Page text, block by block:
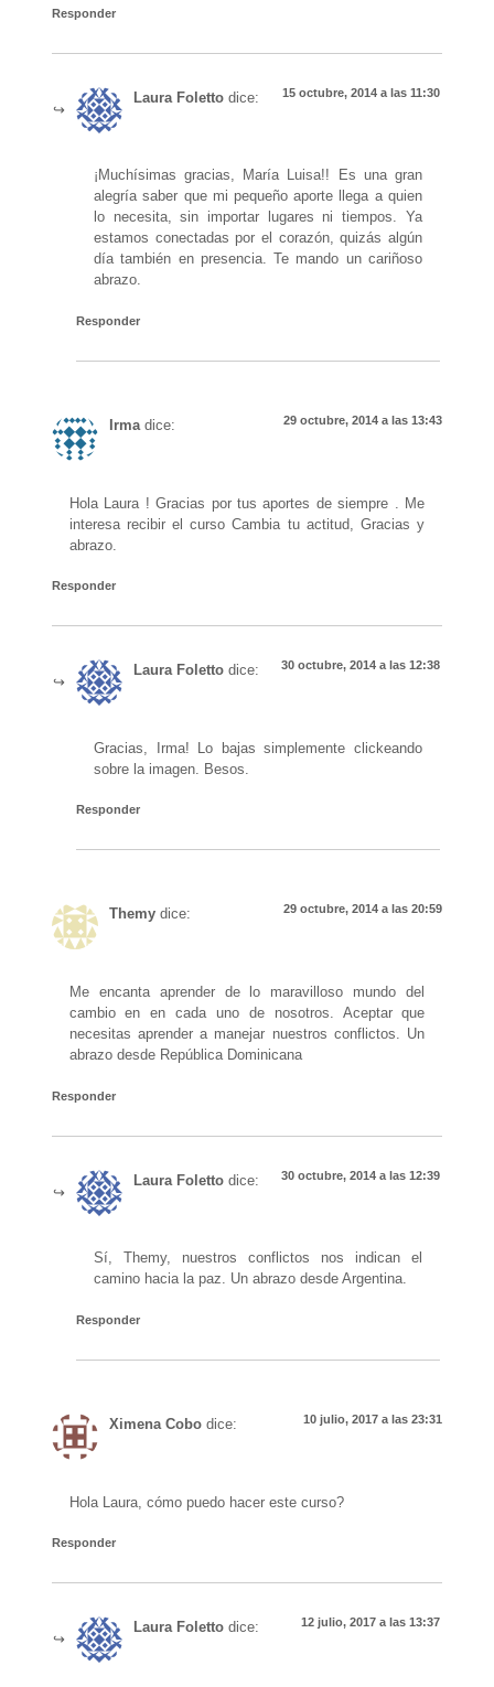
Responder
Laura Foletto dice: 15 octubre, 2014 a las 11:30
¡Muchísimas gracias, María Luisa!! Es una gran
alegría saber que mi pequeño aporte llega a quien
lo necesita, sin importar lugares ni tiempos. Ya
estamos conectadas por el corazón, quizás algún
día también en presencia. Te mando un cariñoso
abrazo.
Responder
Irma dice: 29 octubre, 2014 a las 13:43
Hola Laura ! Gracias por tus aportes de siempre . Me
interesa recibir el curso Cambia tu actitud, Gracias y
abrazo.
Responder
Laura Foletto dice: 30 octubre, 2014 a las 12:38
Gracias, Irma! Lo bajas simplemente clickeando
sobre la imagen. Besos.
Responder
Themy dice: 29 octubre, 2014 a las 20:59
Me encanta aprender de lo maravilloso mundo del
cambio en en cada uno de nosotros. Aceptar que
necesitas aprender a manejar nuestros conflictos. Un
abrazo desde República Dominicana
Responder
Laura Foletto dice: 30 octubre, 2014 a las 12:39
Sí, Themy, nuestros conflictos nos indican el
camino hacia la paz. Un abrazo desde Argentina.
Responder
Ximena Cobo dice: 10 julio, 2017 a las 23:31
Hola Laura, cómo puedo hacer este curso?
Responder
Laura Foletto dice: 12 julio, 2017 a las 13:37